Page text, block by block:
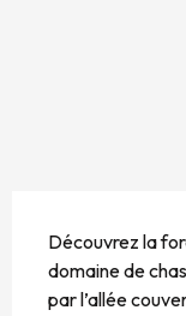
Découvrez la
domaine de
par l’allée